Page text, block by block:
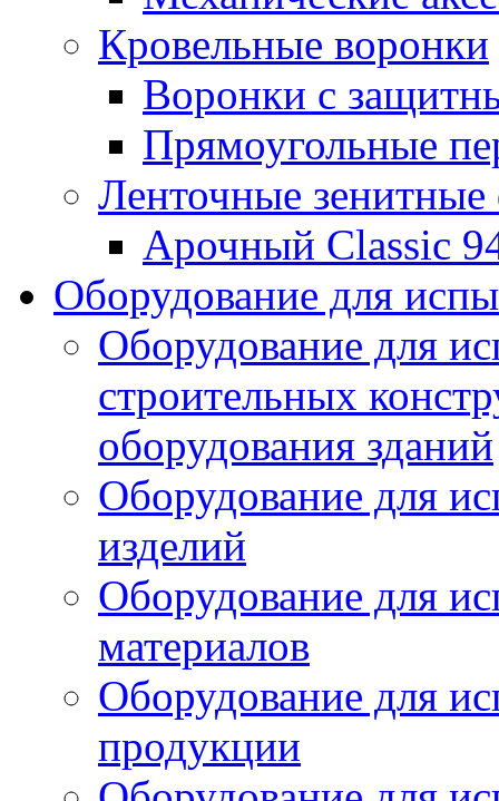
Кровельные воронки
Воронки с
Прямоугольные
Ленточные
Арочный Classic
Оборудование для
Оборудование для
строительных
оборудования зданий
Оборудование для
изделий
Оборудование для
материалов
Оборудование для
продукции